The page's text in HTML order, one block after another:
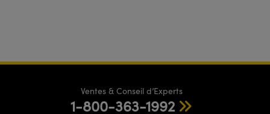
Ventes & Conseil d’Experts
1-800-363-1992